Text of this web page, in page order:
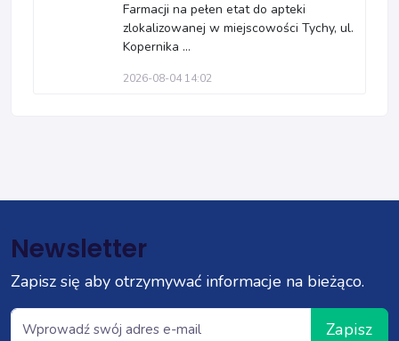
Farmacji na pełen etat do apteki
zlokalizowanej w miejscowości Tychy, ul.
Kopernika ...
2026-08-04 14:02
Newsletter
Zapisz się aby otrzymywać informacje na bieżąco.
Zapisz